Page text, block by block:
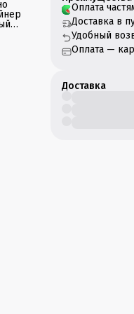
и
Оплата
Доставка в
Удобный
Оплата —
Доставка